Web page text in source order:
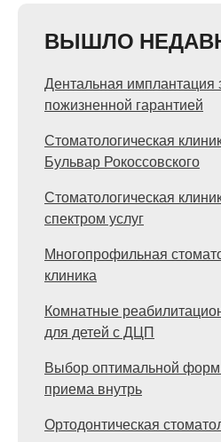
ВЫШЛО
Дентальная имплантация
пожизненной гарантией
Стоматологическая
Бульвар Рокоссовского
Стоматологическая
спектром услуг
Многопрофильная
клиника
Комнатные
для детей с ДЦП
Выбор оптимальной
приема внутрь
Ортодонтическая